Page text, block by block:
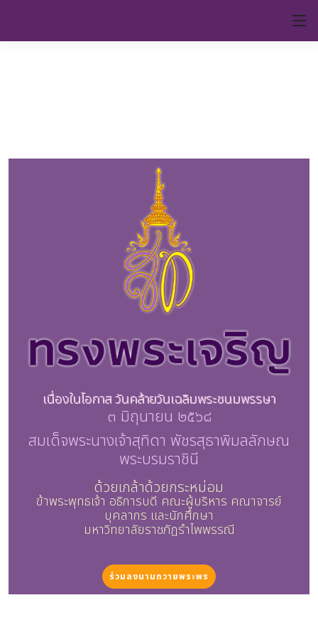
เนื่องในโอกาส วันคล้ายวันเฉลิมพระชนมพรรษา
๓ มิถุนายน ๒๕๖๘
สมเด็จพระนางเจ้าสุทิดา พัชรสุธาพิมลลักษณ
พระบรมราชินี
ด้วยเกล้าด้วยกระหม่อม
ข้าพระพุทธเจ้า อธิการบดี คณะผู้บริหาร คณาจารย์
บุคลากร และนักศึกษา
มหาวิทยาลัยราชภัฏรำไพพรรณี
ร่วมลงนามถวายพระพร